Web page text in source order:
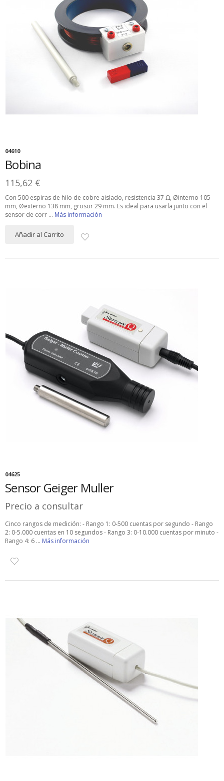
04610
Bobina
115,62 €
Con 500 espiras de hilo de cobre aislado, resistencia 37 Ω, Øinterno 105
mm, Øexterno 138 mm, grosor 29 mm. Es ideal para usarla junto con el
sensor de corr ... Más información
Añadir al Carrito
04625
Sensor Geiger Muller
Precio a consultar
Cinco rangos de medición: - Rango 1: 0-500 cuentas por segundo - Rango
2: 0-5.000 cuentas en 10 segundos - Rango 3: 0-10.000 cuentas por minuto -
Rango 4: 6 ... Más información